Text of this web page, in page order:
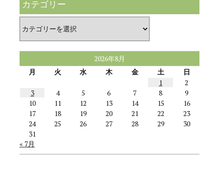
カテゴリー
テ
ゴ
リ
2026年8月
月
火 水 木 金 土
日
1
2
3
4 5 6 7 8
9
10
11 12 13 14 15
16
17
18 19 20 21 22
23
24
25 26 27 28 29
30
31
« 7月